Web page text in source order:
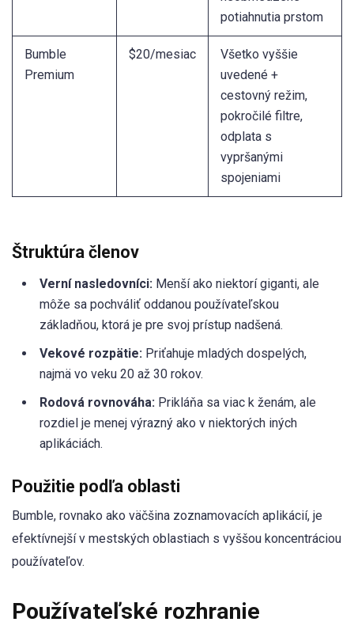
potiahnutia prstom
Bumble
Premium
$20/mesiac
Všetko vyššie
uvedené +
cestovný režim,
pokročilé filtre,
odplata s
vypršanými
spojeniami
Štruktúra členov
Verní nasledovníci: Menší ako niektorí giganti, ale
môže sa pochváliť oddanou používateľskou
základňou, ktorá je pre svoj prístup nadšená.
Vekové rozpätie: Priťahuje mladých dospelých,
najmä vo veku 20 až 30 rokov.
Rodová rovnováha: Prikláňa sa viac k ženám, ale
rozdiel je menej výrazný ako v niektorých iných
aplikáciách.
Použitie podľa oblasti
Bumble, rovnako ako väčšina zoznamovacích aplikácií, je
efektívnejší v mestských oblastiach s vyššou koncentráciou
používateľov.
Používateľské rozhranie